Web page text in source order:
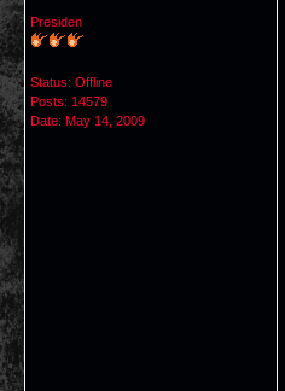
Presiden
Status: Offline
Posts: 14579
Date: May 14, 2009